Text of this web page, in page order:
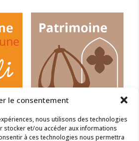
le consentement
nous utilisons des technologies
stocker et/ou accéder aux informations
à ces technologies nous permettra